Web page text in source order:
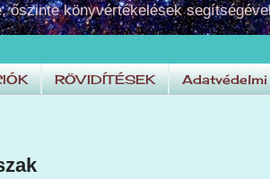
könyvértékelések
RÖVIDÍTÉSEK